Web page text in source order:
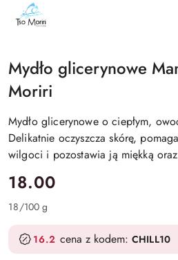
PRODUCENTA:
TSO
MORIRI
Mydło glicerynowe
Moriri
Mydło glicerynowe o ciepłym,
Delikatnie oczyszcza skórę,
wilgoci i pozostawia ją miękką
cena:
18.00
18/100 g
16.2 cena z kodem: CHILL10